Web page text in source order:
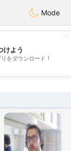
AmamiOra
Mode
💕
けよう
をダウンロード！